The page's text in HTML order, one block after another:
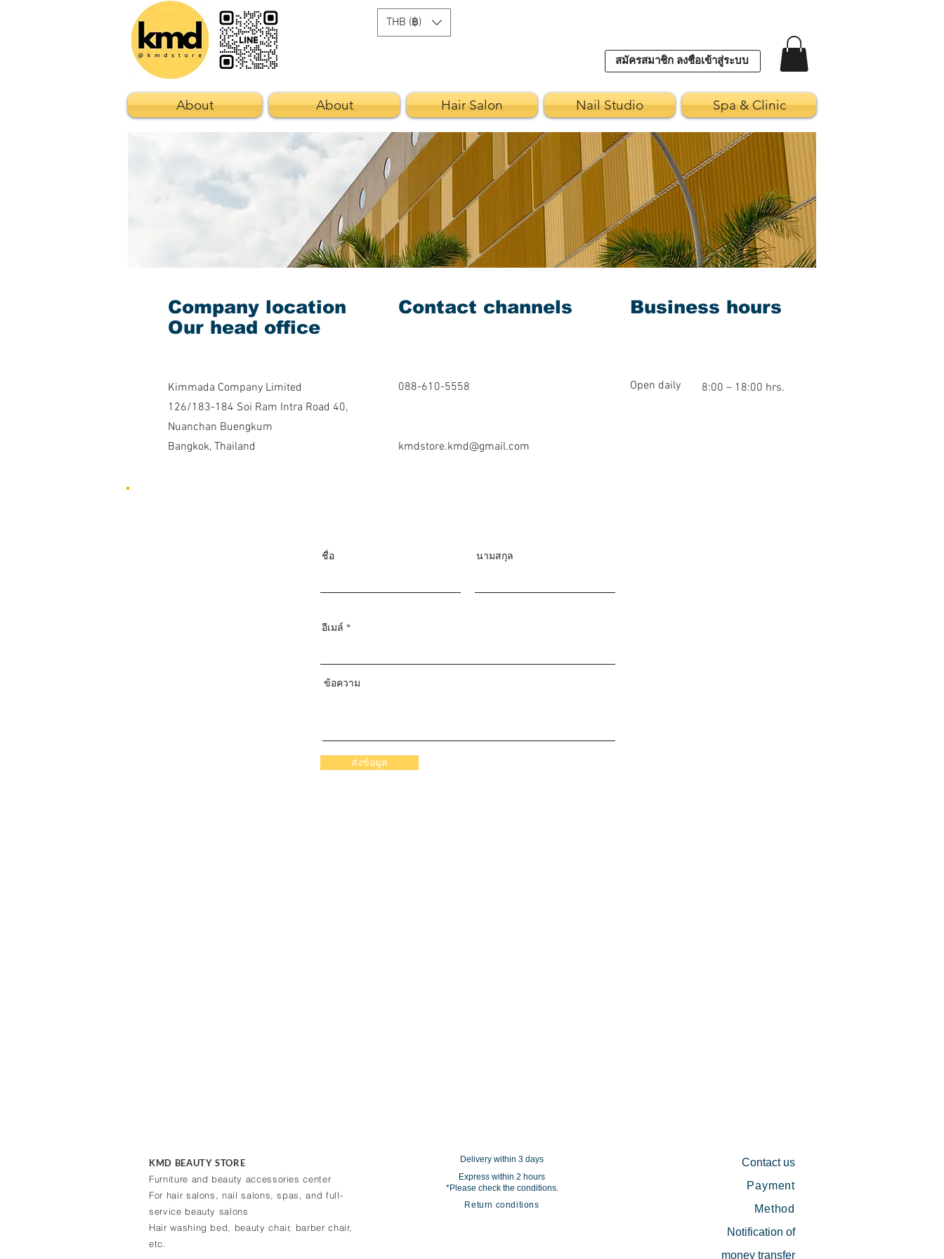
THB (฿)
สมัครสมาชิก ลงชื่อเข้าสู่ระบบ
About About Hair Salon Nail Studio Spa & Clinic
Company location
Our head office
Contact channels Business hours
Kimmada Company Limited
126/183-184 Soi Ram Intra Road 40,
Nuanchan Buengkum
Bangkok, Thailand
088-610-5558
kmdstore.kmd@gmail.com
Open daily 8:00 – 18:00 hrs.
ชื่อ นามสกุล
อีเมล์
ข้อความ
ส่งข้อมูล
KMD BEAUTY STORE
Furniture and beauty accessories center
For hair salons, nail salons, spas, and full-
service beauty salons
Hair washing bed, beauty chair, barber chair,
etc.
Delivery within 3 days
Express within 2 hours
*Please check the conditions.
Return conditions
Contact us
Payment
Method
Notification of
money transfer